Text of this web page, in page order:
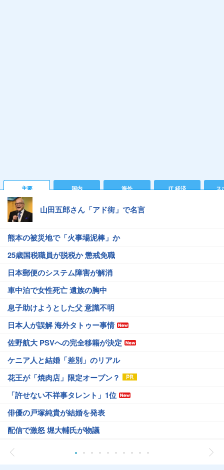
主要 国内 海外 IT 経済 ス
山田五郎さん「アド街」で名言
熊本の被災地で「火事場泥棒」か
25歳国税職員が脱税か 懲戒免職
日本郵便のシステム障害が解消
車中泊で女性死亡 遺族の胸中
息子助けようとした父 意識不明
日本人が誤解 海外タトゥー事情
佐野航大 PSVへの完全移籍が決定
ケニア人と結婚「差別」のリアル
花王が「焼肉店」限定オープン？
「許せない不祥事タレント」1位
俳優の戸塚純貴が結婚を発表
配信で激怒 堀大輔氏が物議